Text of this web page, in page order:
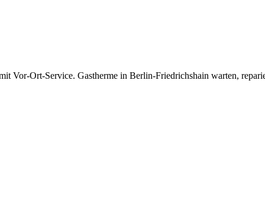
Vor-Ort-Service. Gastherme in Berlin-Friedrichshain warten,